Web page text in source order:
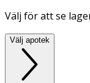
Välj för att se
Välj apotek